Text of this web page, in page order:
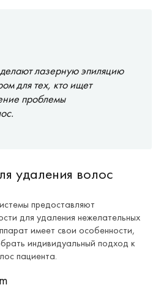
лазерную эпиляцию
для тех, кто ищет
проблемы
удаления волос
предоставляют
для удаления нежелательных
имеет свои особенности,
индивидуальный подход к
пациента.